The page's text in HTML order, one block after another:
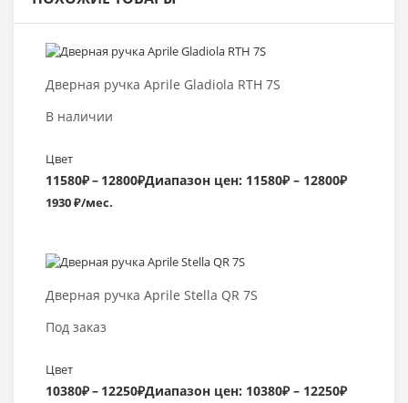
Дверная ручка Aprile Gladiola RTH 7S
В наличии
Цвет
11580₽– 12800₽Диапазон цен: 11580₽ – 12800₽
1930 ₽/мес.
Выбрать >
Дверная ручка Aprile Stella QR 7S
Под заказ
Цвет
10380₽– 12250₽Диапазон цен: 10380₽ – 12250₽
Выбрать >